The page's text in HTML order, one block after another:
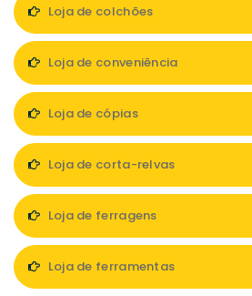
Loja de colchões
Loja de conveniência
Loja de cópias
Loja de corta-relvas
Loja de ferragens
Loja de ferramentas